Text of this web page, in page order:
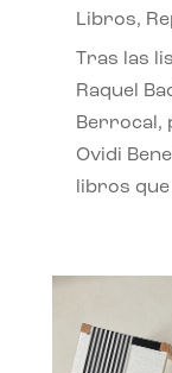
Libros,
Tras las
Raquel
Berrocal,
Ovidi
libros